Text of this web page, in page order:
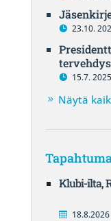
23.10.
15.7. 2025
Näytä
Klubi-ilta,